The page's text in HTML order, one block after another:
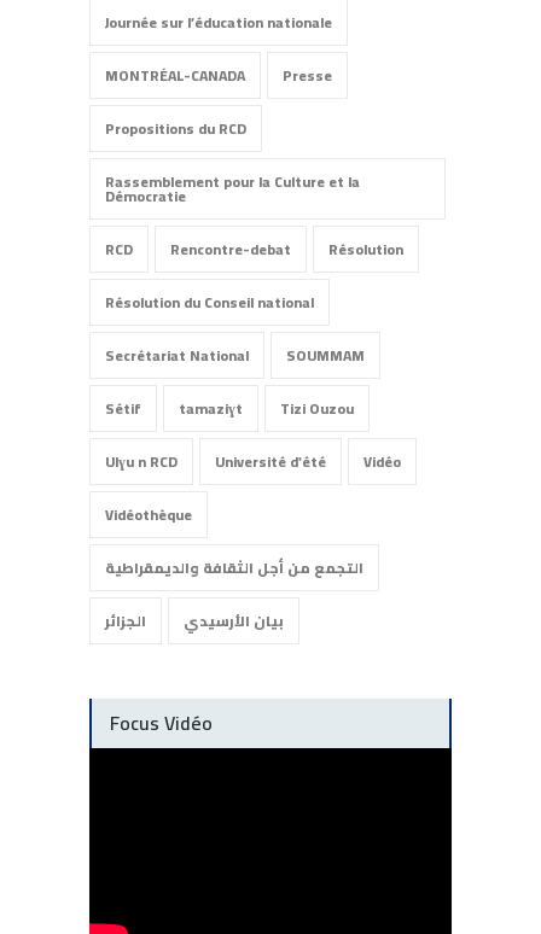
Journée sur l’éducation nationale
MONTRÉAL-CANADA
Presse
Propositions du RCD
Rassemblement pour la Culture et la
Démocratie
RCD
Rencontre-debat
Résolution
Résolution du Conseil national
Secrétariat National
SOUMMAM
Sétif
tamaziɣt
Tizi Ouzou
Ulɣu n RCD
Université d'été
Vidéo
Vidéothèque
التجمع من أجل الثقافة والديمقراطية
الجزائر
بيان الأرسيدي
Focus Vidéo